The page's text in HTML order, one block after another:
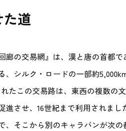
道
廊の交易網』は、漢と唐の首都
、シルク・ロードの一部約
たこの交易路は、東西の複数の
させ、16世紀まで利用されま
、そこから別のキャラバンが次